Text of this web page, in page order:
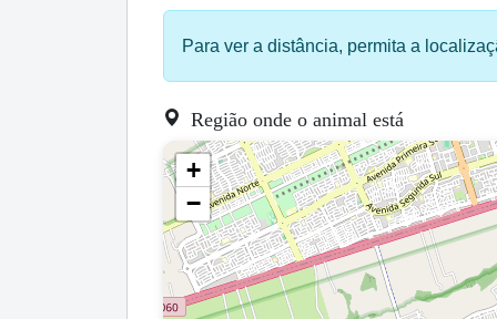
Para ver a distância, permita a
Região onde o animal está
+
−